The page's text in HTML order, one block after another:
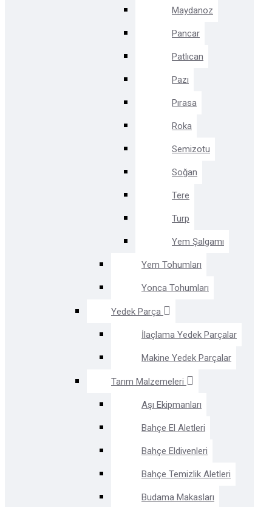
Maydanoz
Pancar
Patlıcan
Pazı
Pırasa
Roka
Semizotu
Soğan
Tere
Turp
Yem Şalgamı
Yem Tohumları
Yonca Tohumları
Yedek Parça
İlaçlama Yedek Parçalar
Makine Yedek Parçalar
Tarım Malzemeleri
Aşı Ekipmanları
Bahçe El Aletleri
Bahçe Eldivenleri
Bahçe Temizlik Aletleri
Budama Makasları